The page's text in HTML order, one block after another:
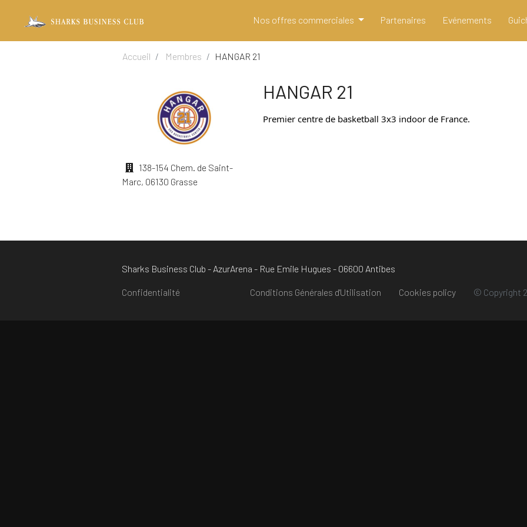
Nos offres commerciales Partenaires Evénements
Accueil Membres HANGAR 21
138-154 Chem. de Saint-
Marc, 06130 Grasse
HANGAR 21
Premier centre de basketball 3x3 indoor de France.
Sharks Business Club - AzurArena - Rue Emile Hugues - 06600 Antibes
Confidentialité Conditions Générales d'Utilisation Cookies policy © Copyright